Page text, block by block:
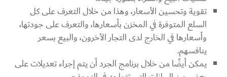
تقوية وتحسين الأسعار، وهذا من خلال التعرف على كل
السلع المتوفرة في المخزن بأسعارها، والتعرف على جودتها،
وأسعارها في الخارج لدى التجار الأخرون، والبيع بسعر
ينافسهم.
يمكن أيضًا من خلال برنامج الجرد أن يتم إجراء تعديلات على